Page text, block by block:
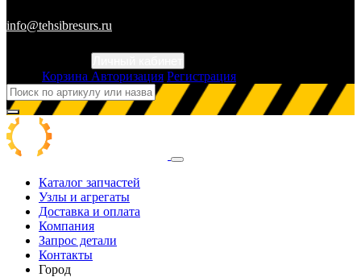
info@tehsibresurs.ru
Корзина Авторизация Регистрация
Каталог запчастей
Узлы и агрегаты
Доставка и оплата
Компания
Запрос детали
Контакты
Город